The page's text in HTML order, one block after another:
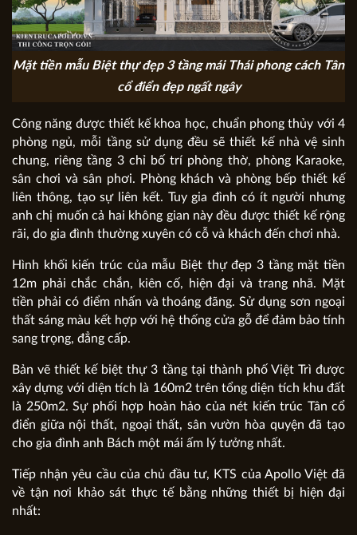
Mặt tiền mẫu Biệt thự đẹp 3 tầng mái Thái phong cách Tân
cổ điển đẹp ngất ngây
Công năng được thiết kế khoa học, chuẩn phong thủy với 4
phòng ngủ, mỗi tầng sử dụng đều sẽ thiết kế nhà vệ sinh
chung, riêng tầng 3 chỉ bố trí phòng thờ, phòng Karaoke,
sân chơi và sân phơi. Phòng khách và phòng bếp thiết kế
liên thông, tạo sự liên kết. Tuy gia đình có ít người nhưng
anh chị muốn cả hai không gian này đều được thiết kế rộng
rãi, do gia đình thường xuyên có cỗ và khách đến chơi nhà.
Hình khối kiến trúc của mẫu Biệt thự đẹp 3 tầng mặt tiền
12m phải chắc chắn, kiên cố, hiện đại và trang nhã. Mặt
tiền phải có điểm nhấn và thoáng đãng. Sử dụng sơn ngoại
thất sáng màu kết hợp với hệ thống cửa gỗ để đảm bảo tính
sang trọng, đẳng cấp.
Bản vẽ thiết kế biệt thự 3 tầng tại thành phố Việt Trì được
xây dựng với diện tích là 160m2 trên tổng diện tích khu đất
là 250m2. Sự phối hợp hoàn hảo của nét kiến trúc Tân cổ
điển giữa nội thất, ngoại thất, sân vườn hòa quyện đã tạo
cho gia đình anh Bách một mái ấm lý tưởng nhất.
Tiếp nhận yêu cầu của chủ đầu tư, KTS của Apollo Việt đã
về tận nơi khảo sát thực tế bằng những thiết bị hiện đại
nhất: